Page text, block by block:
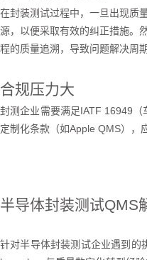
在封装测试过程中，一旦出现质
源，以便采取有效的纠正措施。
程的质量追溯，导致问题解决周
合规压力大
封测企业需要满足IATF 16949
定制化条款（如Apple QMS），
半导体封装测试QMS
针对半导体封装测试企业遇到的